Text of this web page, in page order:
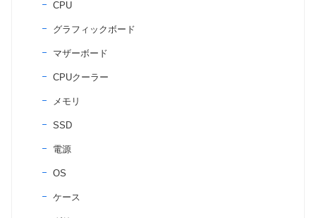
CPU
グラフィックボード
マザーボード
CPUクーラー
メモリ
SSD
電源
OS
ケース